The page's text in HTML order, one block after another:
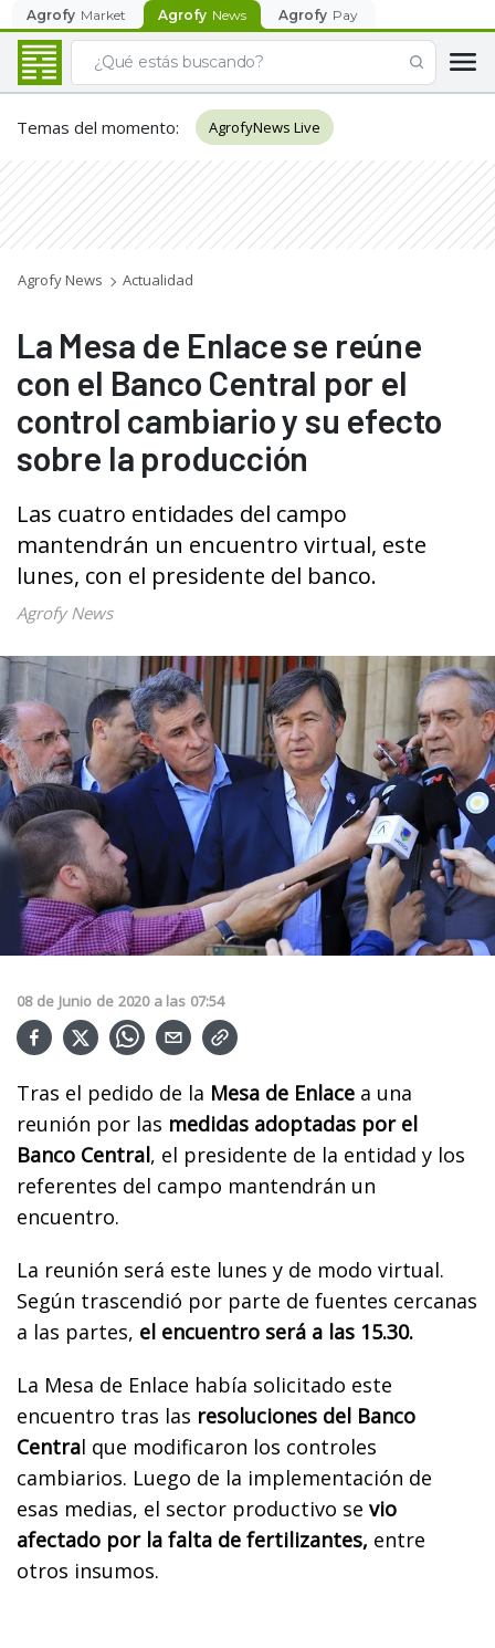
Agrofy Market Agrofy News Agrofy Pay
Temas del momento: AgrofyNews Live
Agrofy News Actualidad
La Mesa de Enlace se reúne
con el Banco Central por el
control cambiario y su efecto
sobre la producción
Las cuatro entidades del campo
mantendrán un encuentro virtual, este
lunes, con el presidente del banco.
Agrofy News
08 de Junio de 2020 a las 07:54
Tras el pedido de la Mesa de Enlace a una
reunión por las medidas adoptadas por el
Banco Central, el presidente de la entidad y los
referentes del campo mantendrán un
encuentro.
La reunión será este lunes y de modo virtual.
Según trascendió por parte de fuentes cercanas
a las partes, el encuentro será a las 15.30.
La Mesa de Enlace había solicitado este
encuentro tras las resoluciones del Banco
Central que modificaron los controles
cambiarios. Luego de la implementación de
esas medias, el sector productivo se vio
afectado por la falta de fertilizantes, entre
otros insumos.